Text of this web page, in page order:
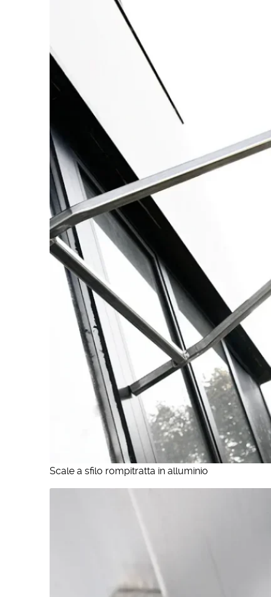
Scale a sfilo rompitratta in alluminio